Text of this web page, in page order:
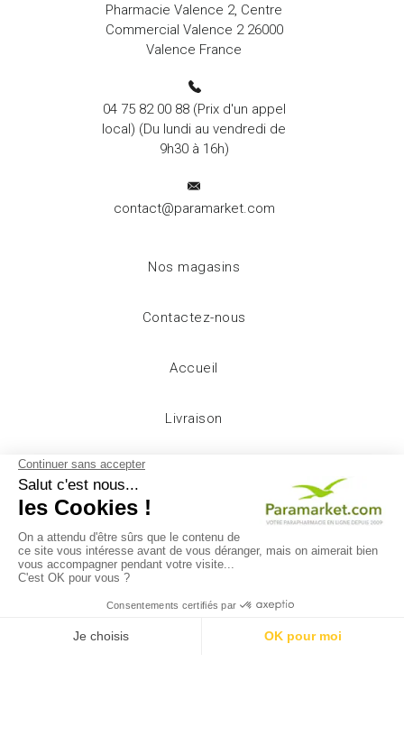
Pharmacie Valence 2, Centre
Commercial Valence 2 26000
Valence France
04 75 82 00 88(Prix d'un appel
local) (Du lundi au vendredi de
9h30 à 16h)
contact@paramarket.com
Nos magasins
Contactez-nous
Accueil
Livraison
Mentions légales
Conditions d'utilisation
A propos